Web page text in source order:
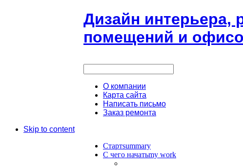
Дизайн интерьера,
помещений и
О компании
Карта сайта
Написать письмо
Заказ ремонта
Skip to content
Стартsummary
С чего начатьmy work